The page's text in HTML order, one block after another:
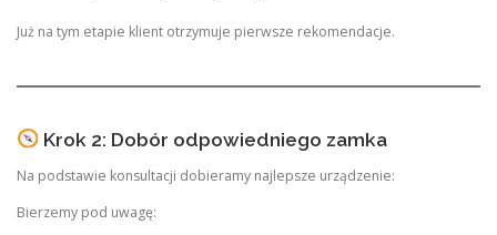
Już na tym etapie klient otrzymuje pierwsze rekomendacje.
Krok 2: Dobór odpowiedniego zamka
Na podstawie konsultacji dobieramy najlepsze urządzenie:
Bierzemy pod uwagę: